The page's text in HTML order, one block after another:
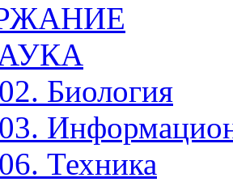
Биология
Техника